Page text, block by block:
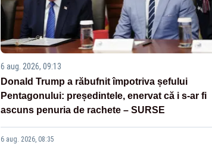
6 aug. 2026, 09:13
Donald Trump a răbufnit împotriva șefului
Pentagonului: președintele, enervat că i s-ar fi
ascuns penuria de rachete – SURSE
6 aug. 2026, 08:35